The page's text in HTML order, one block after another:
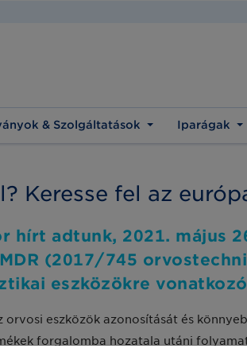
& Szolgáltatások Iparágak
Keresse fel az
hírt adtunk, 2021. május
(2017/745
eszközökre
eszközök azonosítását és
forgalomba hozatala utáni